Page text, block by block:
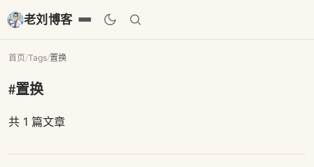
老刘博客
首页/Tags/置换
#置换
共 1 篇文章